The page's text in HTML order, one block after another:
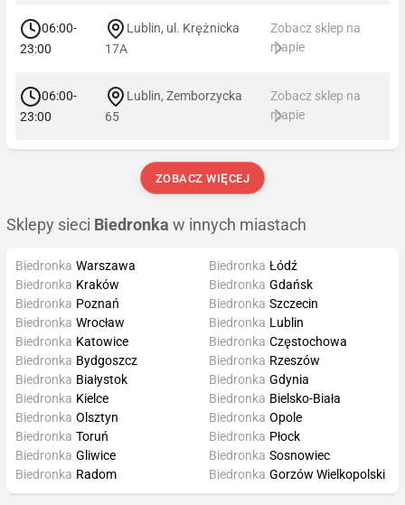
06:00-
23:00
Lublin, ul. Krężnicka
17A
Zobacz sklep na
mapie
06:00-
23:00
Lublin, Zemborzycka
65
Zobacz sklep na
mapie
ZOBACZ WIĘCEJ
Sklepy sieci Biedronka w innych miastach
Biedronka Warszawa
Biedronka Kraków
Biedronka Poznań
Biedronka Wrocław
Biedronka Łódź
Biedronka Gdańsk
Biedronka Szczecin
Biedronka Lublin
Biedronka Katowice
Biedronka Bydgoszcz
Biedronka Białystok
Biedronka Kielce
Biedronka Częstochowa
Biedronka Rzeszów
Biedronka Gdynia
Biedronka Bielsko-Biała
Biedronka Olsztyn
Biedronka Toruń
Biedronka Gliwice
Biedronka Radom
Biedronka Opole
Biedronka Płock
Biedronka Sosnowiec
Biedronka Gorzów Wielkopolski